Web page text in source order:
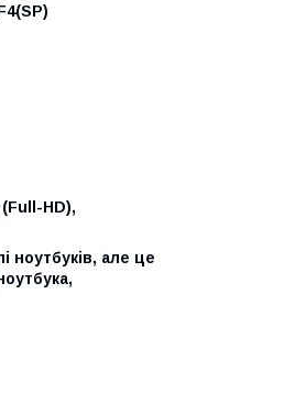
HD),
ноутбуків, але це